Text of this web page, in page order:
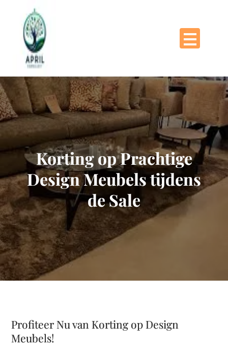
Korting op Prachtige
Design Meubels tijdens
de Sale
Profiteer Nu van Korting op Design
Meubels!